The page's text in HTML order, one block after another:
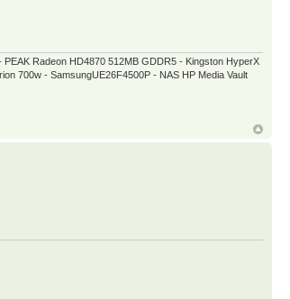
Radeon HD4870 512MB GDDR5 - Kingston HyperX
700w - SamsungUE26F4500P - NAS HP Media Vault